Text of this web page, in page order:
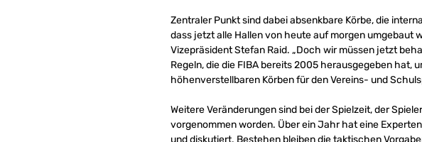
Zentraler Punkt sind dabei absenkbare Körbe, die
dass jetzt alle Hallen von heute auf morgen umgebaut
Vizepräsident Stefan Raid. „Doch wir müssen jetzt
Regeln, die die FIBA bereits 2005 herausgegeben
höhenverstellbaren Körben für den Vereins- und
Weitere Veränderungen sind bei der Spielzeit, der
vorgenommen worden. Über ein Jahr hat eine
und diskutiert. Bestehen bleiben die taktischen